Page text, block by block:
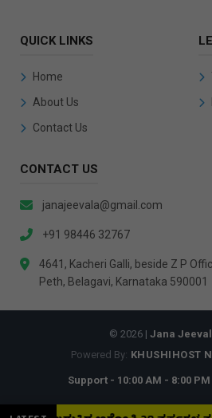
QUICK LINKS
Home
About Us
Contact Us
CONTACT US
janajeevala@gmail.com
+91 98446 32767
4641, Kacheri Galli, beside Z P
Peth, Belagavi, Karnataka 590001
© 2026 | Jana
Powered By: KHUSHIHOST
Support - 10:00 AM - 8:00 PM